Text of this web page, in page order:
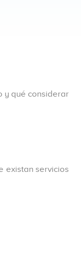
y qué considerar
existan servicios